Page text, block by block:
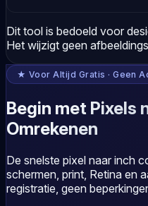
Dit tool is bedoeld voor
Het wijzigt geen
★ Voor Altijd Gratis · Geen
Begin met Pixels
Omrekenen
De snelste pixel naar inch
schermen, print, Retina en
registratie, geen